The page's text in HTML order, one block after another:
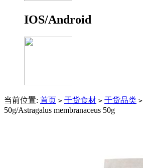
IOS/Android
当前位置: 首页 > 干货食材 > 干货品类 >
50g/Astragalus membranaceus 50g